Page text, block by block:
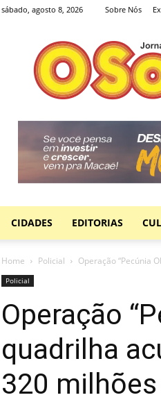
sábado, agosto 8, 2026 Sobre Nós
Jornal
O
Sol
CIDADES EDITORIAS
Home Policial Operação “Pecúnia
Policial
Operação
quadrilha
320